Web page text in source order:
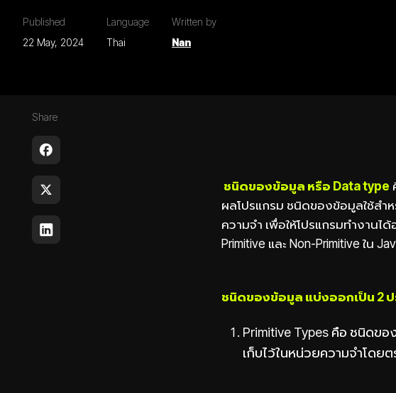
Published
22 May, 2024
Language
Thai
Written by
Nan
Share
ชนิดของข้อมูล หรือ Data type
ผลโปรแกรม ชนิดของข้อมูลใช้สำ
ความจำ เพื่อให้โปรแกรมทำงาน
Primitive และ Non-Primitive ใน
ชนิดของข้อมูล แบ่งออกเป็น 2 ป
Primitive Types คือ ชนิดข
เก็บไว้ในหน่วยความจำโดย